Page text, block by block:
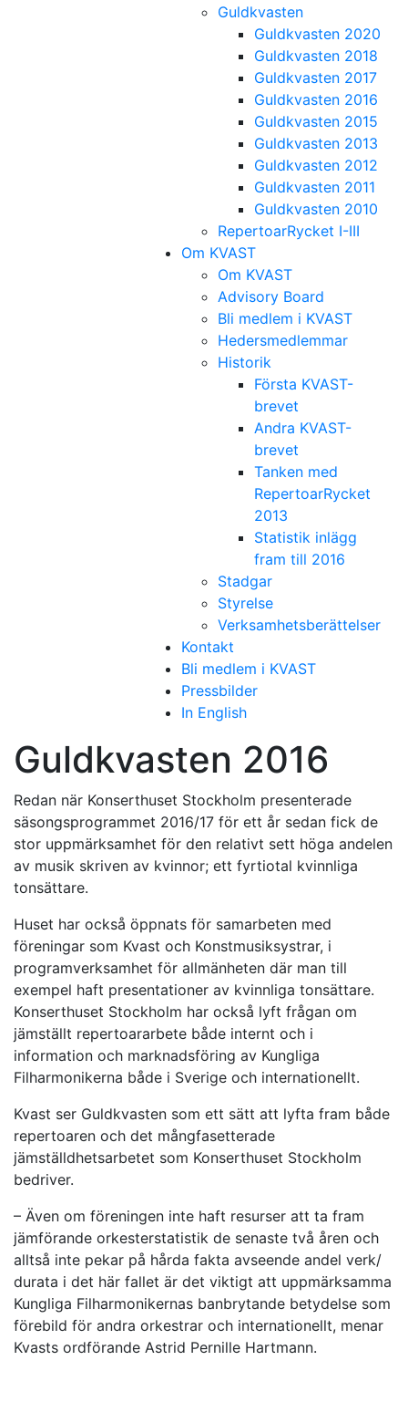
Guldkvasten
Guldkvasten 2020
Guldkvasten 2018
Guldkvasten 2017
Guldkvasten 2016
Guldkvasten 2015
Guldkvasten 2013
Guldkvasten 2012
Guldkvasten 2011
Guldkvasten 2010
RepertoarRycket I-III
Om KVAST
Om KVAST
Advisory Board
Bli medlem i KVAST
Hedersmedlemmar
Historik
Första KVAST-
brevet
Andra KVAST-
brevet
Tanken med
RepertoarRycket
2013
Statistik inlägg
fram till 2016
Stadgar
Styrelse
Verksamhetsberättelser
Kontakt
Bli medlem i KVAST
Pressbilder
In English
Guldkvasten 2016
Redan när Konserthuset Stockholm presenterade
säsongsprogrammet 2016/17 för ett år sedan fick de
stor uppmärksamhet för den relativt sett höga andelen
av musik skriven av kvinnor; ett fyrtiotal kvinnliga
tonsättare.
Huset har också öppnats för samarbeten med
föreningar som Kvast och Konstmusiksystrar, i
programverksamhet för allmänheten där man till
exempel haft presentationer av kvinnliga tonsättare.
Konserthuset Stockholm har också lyft frågan om
jämställt repertoararbete både internt och i
information och marknadsföring av Kungliga
Filharmonikerna både i Sverige och internationellt.
Kvast ser Guldkvasten som ett sätt att lyfta fram både
repertoaren och det mångfasetterade
jämställdhetsarbetet som Konserthuset Stockholm
bedriver.
– Även om föreningen inte haft resurser att ta fram
jämförande orkesterstatistik de senaste två åren och
alltså inte pekar på hårda fakta avseende andel verk/
durata i det här fallet är det viktigt att uppmärksamma
Kungliga Filharmonikernas banbrytande betydelse som
förebild för andra orkestrar och internationellt, menar
Kvasts ordförande Astrid Pernille Hartmann.